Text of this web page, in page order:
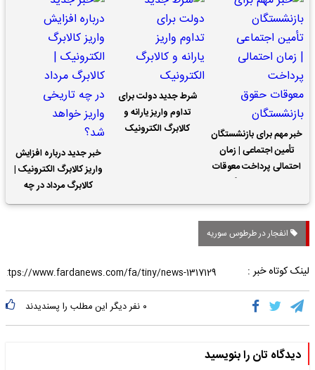
خبر مهم برای بازنشستگان
تأمین اجتماعی | زمان
احتمالی پرداخت معوقات
شرط جدید دولت برای
تداوم واریز یارانه و
کالابرگ الکترونیک
خبر جدید درباره افزایش
واریز کالابرگ الکترونیک |
کالابرگ مرداد در چه
تاریخی واریز خواهد شد؟
انفجار در طرطوس سوریه
لینک کوتاه خبر :
۰ نفر دیگر این مطلب را پسندیدند
دیدگاه تان را بنویسید